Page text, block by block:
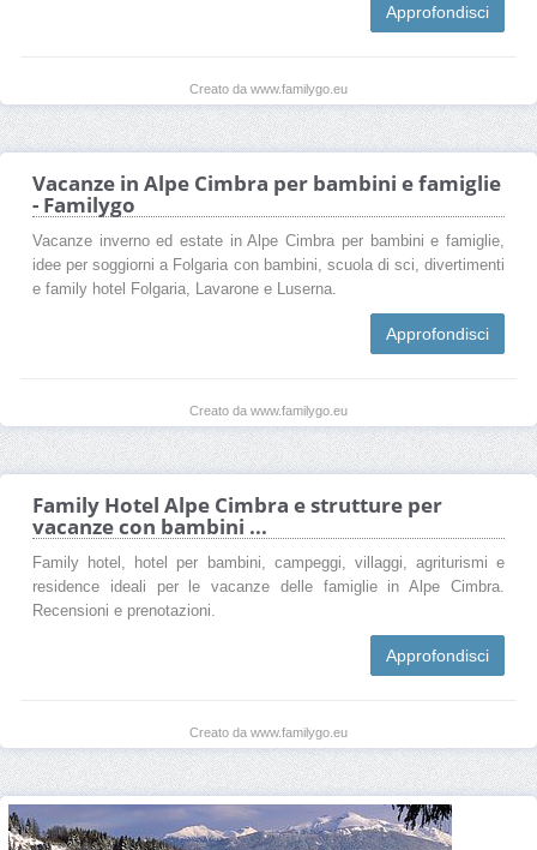
Approfondisci
Creato da www.familygo.eu
Vacanze in Alpe Cimbra per bambini e famiglie
- Familygo
Vacanze inverno ed estate in Alpe Cimbra per bambini e famiglie,
idee per soggiorni a Folgaria con bambini, scuola di sci, divertimenti
e family hotel Folgaria, Lavarone e Luserna.
Approfondisci
Creato da www.familygo.eu
Family Hotel Alpe Cimbra e strutture per
vacanze con bambini ...
Family hotel, hotel per bambini, campeggi, villaggi, agriturismi e
residence ideali per le vacanze delle famiglie in Alpe Cimbra.
Recensioni e prenotazioni.
Approfondisci
Creato da www.familygo.eu